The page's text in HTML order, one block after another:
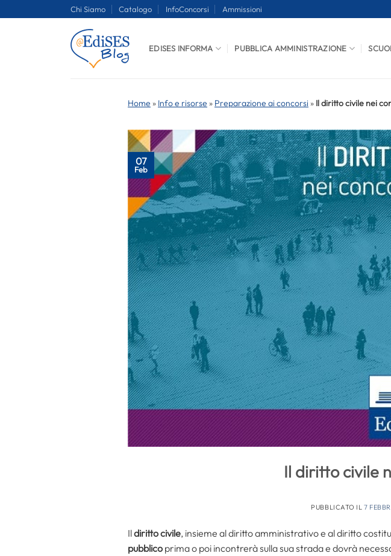
Chi Siamo Catalogo InfoConcorsi Ammissioni
EDISES INFORMA PUBBLICA AMMINISTRAZIONE
Home » Info e risorse » Preparazione ai concorsi » Il diritto civile nei
07
Feb
Il diritto civile
PUBBLICATO IL7
Ildiritto civile, insieme al diritto amministrativo e al diritto
pubblico prima o poi incontrerà sulla sua strada e dovrà